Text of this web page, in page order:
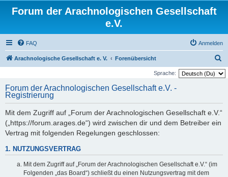
Forum der Arachnologischen Gesellschaft
e.V.
FAQ Anmelden
Arachnologische Gesellschaft e. V. Forenübersicht
u
Sprache:
Forum der Arachnologischen Gesellschaft e.V. -
Registrierung
Mit dem Zugriff auf „Forum der Arachnologischen Gesellschaft e.V.“
(„https://forum.arages.de“) wird zwischen dir und dem Betreiber ein
Vertrag mit folgenden Regelungen geschlossen:
1. NUTZUNGSVERTRAG
Mit dem Zugriff auf „Forum der Arachnologischen Gesellschaft e.V.“ (im
Folgenden „das Board“) schließt du einen Nutzungsvertrag mit dem